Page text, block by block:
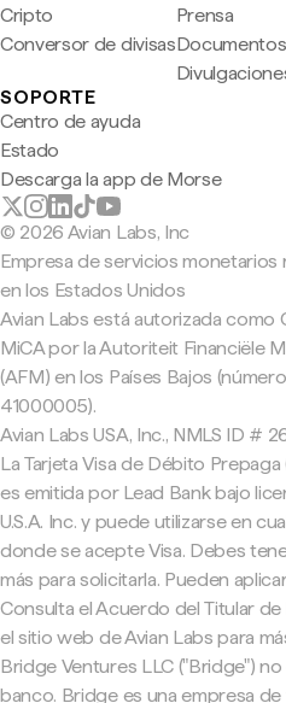
Cripto
Conversor de divisas
Prensa
SOPORTE
Centro de ayuda
Estado
Descarga la app de Morse
© 2026 Avian Labs, Inc
Empresa de servicios monetarios
en los Estados Unidos
Avian Labs está autorizada como
MiCA por la Autoriteit Financiële
(AFM) en los Países Bajos
41000005).
Avian Labs USA, Inc., NMLS ID #
La Tarjeta Visa de Débito Prepaga
es emitida por Lead Bank bajo
U.S.A. Inc. y puede utilizarse en
donde se acepte Visa. Debes
más para solicitarla. Pueden
Consulta el Acuerdo del Titular de
el sitio web de Avian Labs para
Bridge Ventures LLC ("Bridge") no
banco. Bridge es una empresa